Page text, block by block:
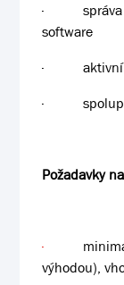
·
software
·
·
Požadavky
·
výhodou),